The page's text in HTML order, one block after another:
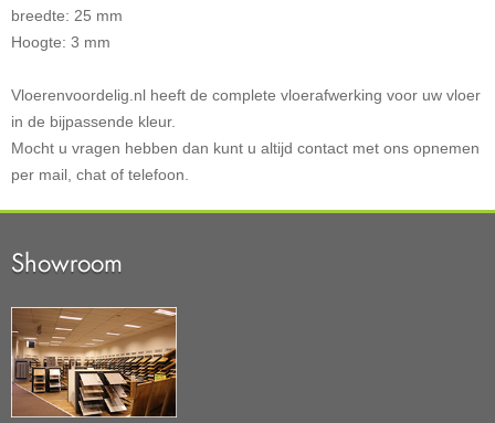
breedte: 25 mm
Hoogte: 3 mm
Vloerenvoordelig.nl heeft de complete vloerafwerking voor uw vloer
in de bijpassende kleur.
Mocht u vragen hebben dan kunt u altijd contact met ons opnemen
per mail, chat of telefoon.
Showroom